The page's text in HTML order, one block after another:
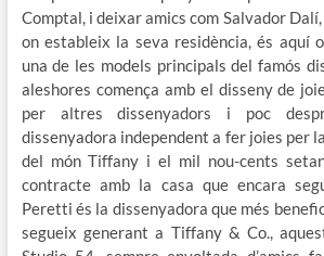
Comptal, i deixar amics com Salvador
on estableix la seva residència, és aquí
una de les models principals del famós
aleshores comença amb el disseny de
per altres dissenyadors i poc
dissenyadora independent a fer joies per
del món Tiffany i el mil nou-cents
contracte amb la casa que encara
Peretti és la dissenyadora que més
segueix generant a Tiffany & Co.,